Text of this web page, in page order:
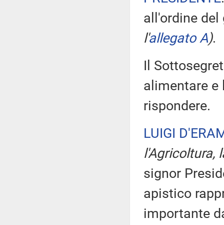
all'ordine
l'allegato A).
Il
alimentare e
rispondere.
LUIGI
l'Agricoltura,
signor
apistico
importante